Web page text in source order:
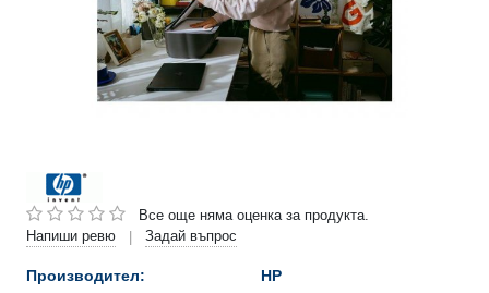
Все още няма оценка за продукта.
Напиши ревю
| Задай въпрос
Производител:
HP